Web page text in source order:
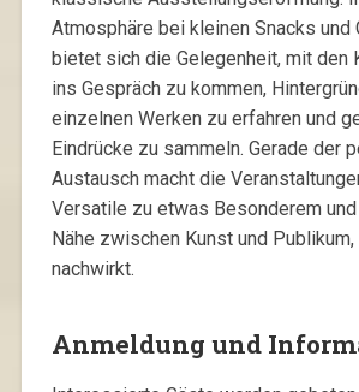
Atmosphäre bei kleinen Snacks und
bietet sich die Gelegenheit, mit den
ins Gespräch zu kommen,
einzelnen Werken zu erfahren und
Eindrücke zu sammeln. Gerade der
Austausch macht die
Versatile zu etwas Besonderem
Nähe zwischen Kunst und
nachwirkt.
Anmeldung und